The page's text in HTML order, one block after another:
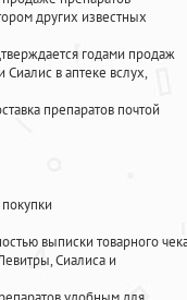
других известных
годами продаж
в аптеке вслух,
препаратов почтой
выписки товарного
Сиалиса и